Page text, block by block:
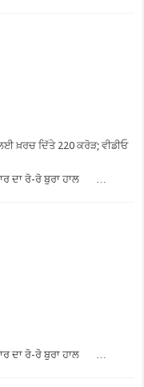
ਖ਼ਰਚ ਦਿੱਤੇ 220 ਕਰੋੜ; ਵੀਡੀਓ
ਦਾ ਰੋ-ਰੋ ਬੁਰਾ ਹਾਲ …
ਦਾ ਰੋ-ਰੋ ਬੁਰਾ ਹਾਲ …